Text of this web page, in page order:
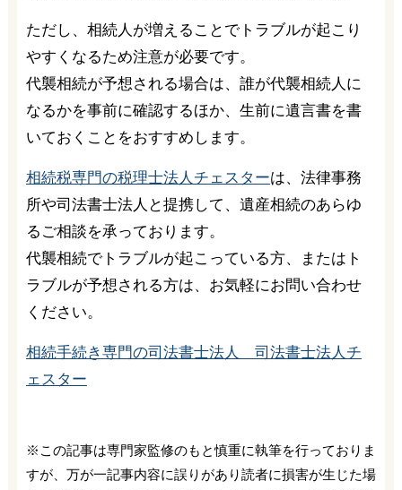
ただし、相続人が増えることでトラブルが起こり
やすくなるため注意が必要です。
代襲相続が予想される場合は、誰が代襲相続人に
なるかを事前に確認するほか、生前に遺言書を書
いておくことをおすすめします。
相続税専門の税理士法人チェスターは、法律事務
所や司法書士法人と提携して、遺産相続のあらゆ
るご相談を承っております。
代襲相続でトラブルが起こっている方、またはト
ラブルが予想される方は、お気軽にお問い合わせ
ください。
相続手続き専門の司法書士法人 司法書士法人チ
ェスター
※この記事は専門家監修のもと慎重に執筆を行っておりま
すが、万が一記事内容に誤りがあり読者に損害が生じた場